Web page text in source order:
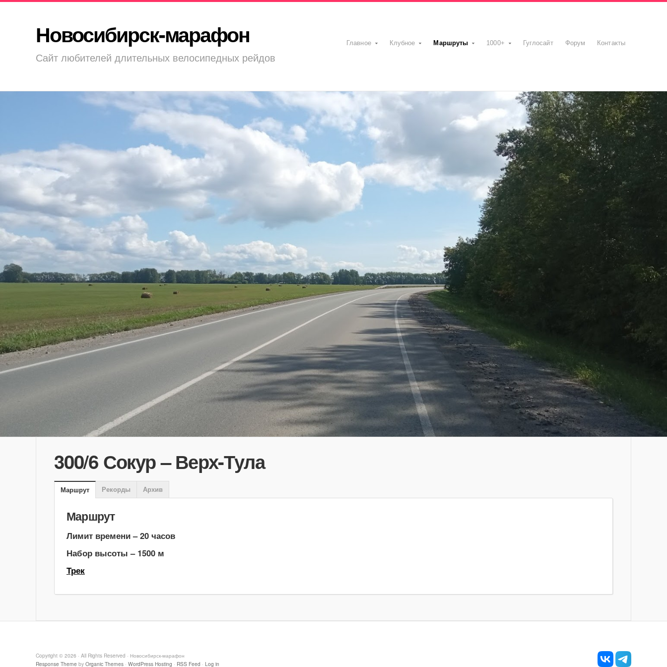
Новосибирск-марафон
Сайт любителей длительных велосипедных рейдов
Главное Клубное Маршруты 1000+ Гуглосайт Форум Контакты
300/6 Сокур – Верх-Тула
Маршрут Рекорды Архив
Маршрут
Лимит времени – 20 часов
Набор высоты – 1500 м
Трек
Copyright © 2026 · All Rights Reserved · Новосибирск-марафон
Response Theme by Organic Themes · WordPress Hosting · RSS Feed · Log in